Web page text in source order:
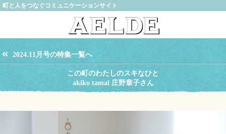
町と人をつなぐコミュニケーションサイト
2024.11月号の特集一覧へ
この町のわたしのスキなひと
akiko tamai 庄野章子さん